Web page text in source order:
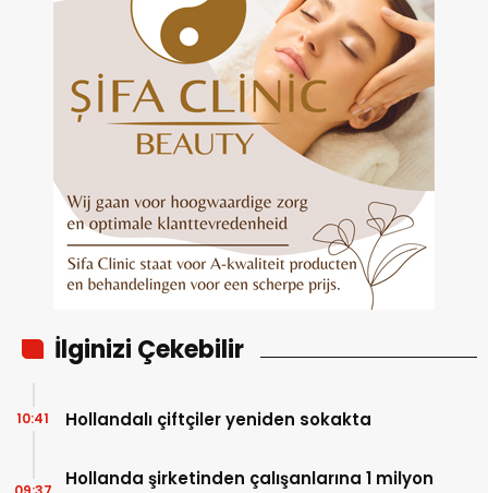
İlginizi Çekebilir
Hollandalı çiftçiler yeniden sokakta
10:41
Hollanda şirketinden çalışanlarına 1 milyon